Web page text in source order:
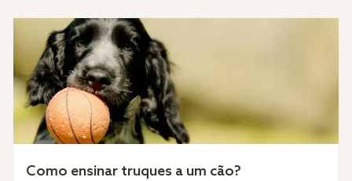
Como ensinar truques a um cão?